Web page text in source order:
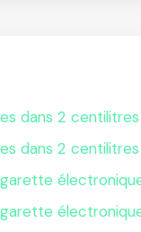
dans 2
dans 2